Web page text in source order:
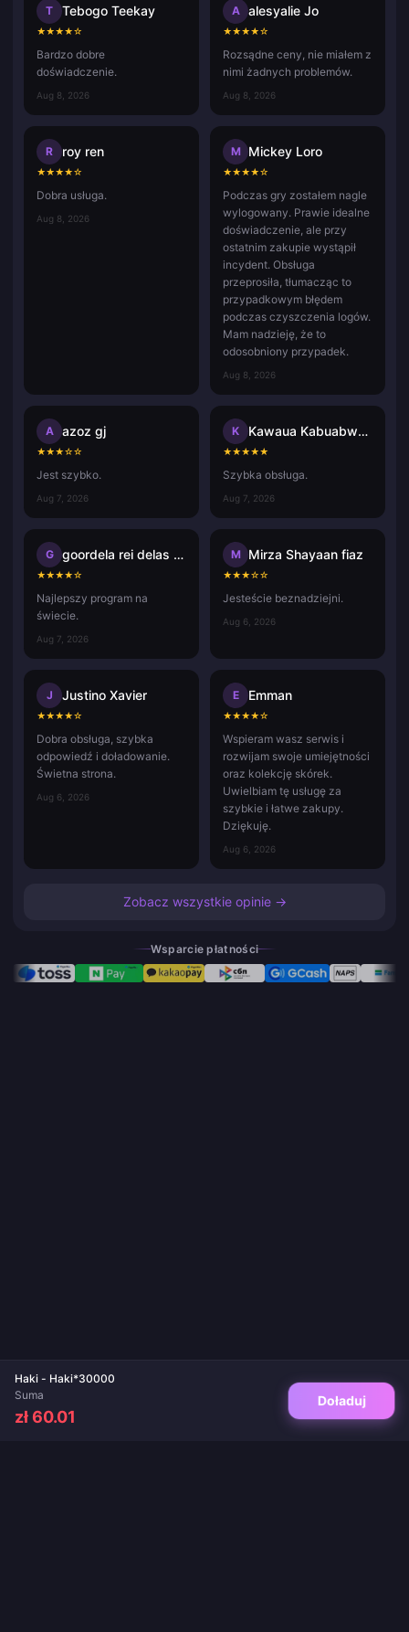
Haki - Haki*30000
Suma
zł 60.01
Doładuj
T Tebogo Teekay
★★★★☆
Bardzo dobre
doświadczenie.
Aug 8, 2026
A alesyalie Jo
★★★★☆
Rozsądne ceny, nie miałem z
nimi żadnych problemów.
Aug 8, 2026
R roy ren
★★★★☆
Dobra usługa.
Aug 8, 2026
M Mickey Loro
★★★★☆
Podczas gry zostałem nagle
wylogowany. Prawie idealne
doświadczenie, ale przy
ostatnim zakupie wystąpił
incydent. Obsługa
przeprosiła, tłumacząc to
przypadkowym błędem
podczas czyszczenia logów.
Mam nadzieję, że to
odosobniony przypadek.
Aug 8, 2026
A azoz gj
★★★☆☆
Jest szybko.
Aug 7, 2026
K Kawaua Kabuabwai Taatua
★★★★★
Szybka obsługa.
Aug 7, 2026
G goordela rei delas vasco da ga
★★★★☆
Najlepszy program na
świecie.
Aug 7, 2026
M Mirza Shayaan fiaz
★★★☆☆
Jesteście beznadziejni.
Aug 6, 2026
J Justino Xavier
★★★★☆
Dobra obsługa, szybka
odpowiedź i doładowanie.
Świetna strona.
Aug 6, 2026
E Emman
★★★★☆
Wspieram wasz serwis i
rozwijam swoje umiejętności
oraz kolekcję skórek.
Uwielbiam tę usługę za
szybkie i łatwe zakupy.
Dziękuję.
Aug 6, 2026
Zobacz wszystkie opinie →
Wsparcie płatności